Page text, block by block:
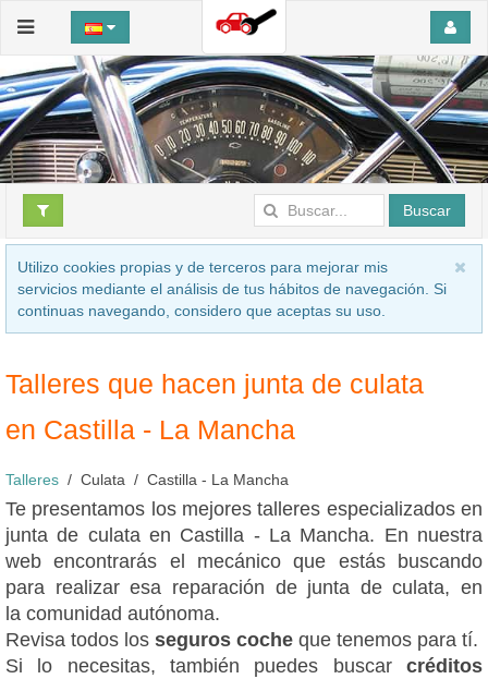
Buscar
Utilizo cookies propias y de terceros para mejorar mis
servicios mediante el análisis de tus hábitos de navegación. Si
continuas navegando, considero que aceptas su uso.
Talleres que hacen junta de culata
en Castilla - La Mancha
Talleres Culata Castilla - La Mancha
Te presentamos los mejores talleres especializados en
junta de culata en Castilla - La Mancha. En nuestra
web encontrarás el mecánico que estás buscando
para realizar esa reparación de junta de culata, en
la comunidad autónoma.
Revisa todos los seguros coche que tenemos para tí.
Si lo necesitas, también puedes buscar créditos